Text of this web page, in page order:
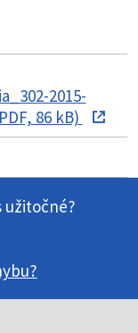
2015-
86 kB)
užitočné?